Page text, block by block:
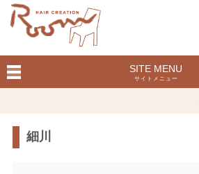
SITE MENU
サイトメニュー
細川